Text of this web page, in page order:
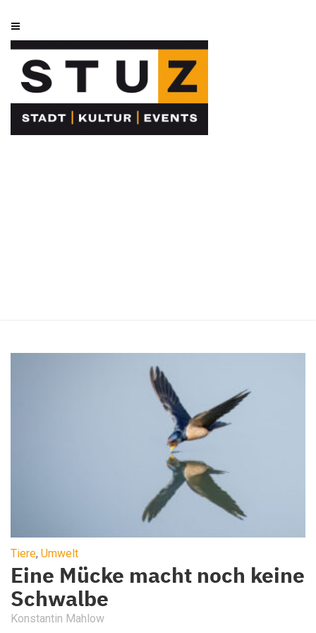
Tiere, Umwelt
Eine Mücke macht noch keine
Schwalbe
Konstantin Mahlow